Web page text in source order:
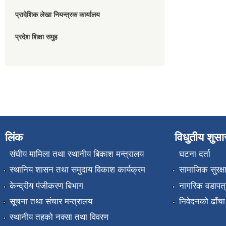
प्रादेशिक लेखा नियन्त्रक कार्यालय
प्रदेश शिक्षा समुह
लिंक
संघीय मामिला तथा स्थानीय बिकाश मन्त्रालय
स्थानिय शासन तथा समुदाय विकाश कार्यक्रम
केन्द्रीय पंजीकरण बिभाग
सूचना तथा संचार मन्त्रालय
स्थानीय तहको नक्सा तथा विवरण
विधुतीय
घटना दर्ता
सामाजिक सुरक्षा
नागरिक
निवेदनको ढाँचा